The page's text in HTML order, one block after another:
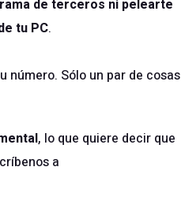
de terceros ni pelearte
tu PC.
número. Sólo un par de cosas
, lo que quiere decir que
a